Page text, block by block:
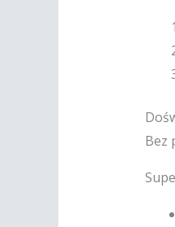
Bez